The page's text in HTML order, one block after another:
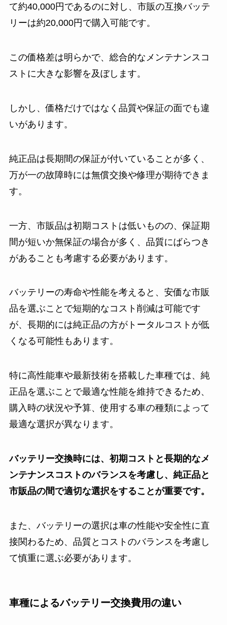
て約40,000円であるのに対し、市販の互換バッテ
リーは約20,000円で購入可能です。
この価格差は明らかで、総合的なメンテナンスコ
ストに大きな影響を及ぼします。
しかし、価格だけではなく品質や保証の面でも違
いがあります。
純正品は長期間の保証が付いていることが多く、
万が一の故障時には無償交換や修理が期待できま
す。
一方、市販品は初期コストは低いものの、保証期
間が短いか無保証の場合が多く、品質にばらつき
があることも考慮する必要があります。
バッテリーの寿命や性能を考えると、安価な市販
品を選ぶことで短期的なコスト削減は可能です
が、長期的には純正品の方がトータルコストが低
くなる可能性もあります。
特に高性能車や最新技術を搭載した車種では、純
正品を選ぶことで最適な性能を維持できるため、
購入時の状況や予算、使用する車の種類によって
最適な選択が異なります。
バッテリー交換時には、初期コストと長期的なメ
ンテナンスコストのバランスを考慮し、純正品と
市販品の間で適切な選択をすることが重要です。
また、バッテリーの選択は車の性能や安全性に直
接関わるため、品質とコストのバランスを考慮し
て慎重に選ぶ必要があります。
車種によるバッテリー交換費用の違い